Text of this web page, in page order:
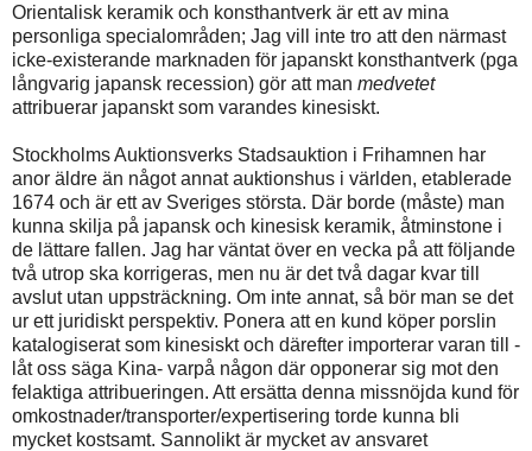
Orientalisk keramik och konsthantverk är ett av mina
personliga specialområden; Jag vill inte tro att den närmast
icke-existerande marknaden för japanskt konsthantverk (pga
långvarig japansk recession) gör att man medvetet
attribuerar japanskt som varandes kinesiskt.
Stockholms Auktionsverks Stadsauktion i Frihamnen har
anor äldre än något annat auktionshus i världen, etablerade
1674 och är ett av Sveriges största. Där borde (måste) man
kunna skilja på japansk och kinesisk keramik, åtminstone i
de lättare fallen. Jag har väntat över en vecka på att följande
två utrop ska korrigeras, men nu är det två dagar kvar till
avslut utan uppsträckning. Om inte annat, så bör man se det
ur ett juridiskt perspektiv. Ponera att en kund köper porslin
katalogiserat som kinesiskt och därefter importerar varan till -
låt oss säga Kina- varpå någon där opponerar sig mot den
felaktiga attribueringen. Att ersätta denna missnöjda kund för
omkostnader/transporter/expertisering torde kunna bli
mycket kostsamt. Sannolikt är mycket av ansvaret